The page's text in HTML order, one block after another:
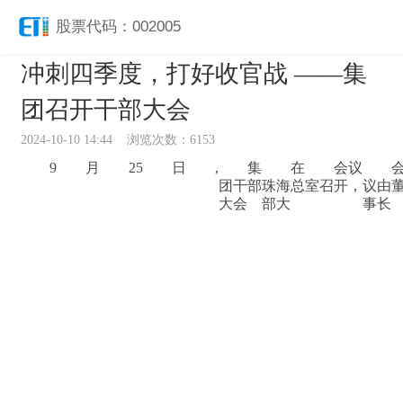
股票代码：002005
冲刺四季度，打好收官战 ——集
团召开干部大会
2024-10-10 14:44 浏览次数：6153
9 月 25 日 ,
集
团干部
大会
在
珠海总
部大
会议
室召开，议由
事长